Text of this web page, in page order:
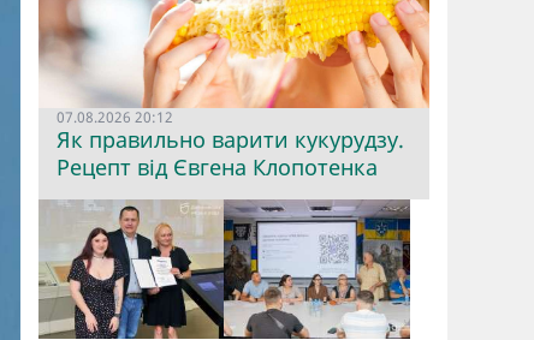
07.08.2026 20:12
Як правильно варити кукурудзу.
Рецепт від Євгена Клопотенка